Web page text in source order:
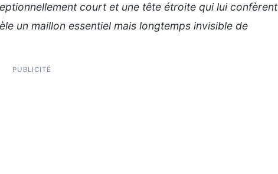
court et une tête étroite qui lui confèrent
un maillon essentiel mais longtemps invisible de
PUBLICITÉ